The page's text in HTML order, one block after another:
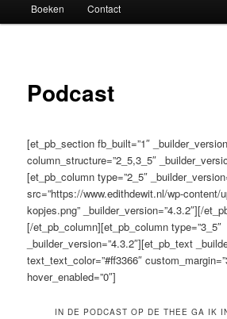
naar
Boeken Contact
Podcast
[et_pb_section fb_built=”1″
column_structure=”2_5,3_5″
[et_pb_column type=”2_5″
src=”https://www.edithdewit.nl/wp-content/
kopjes.png” _builder_version=”4.3.2″][/
[/et_pb_column][et_pb_column type=”3_5″
_builder_version=”4.3.2″][et_pb_text
text_text_color=”#ff3366″
hover_enabled=”0″]
IN DE PODCAST OP DE THEE GA IK